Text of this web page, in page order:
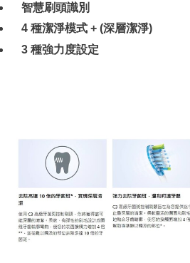
智慧刷頭識別
4 種潔淨模式 + (深層潔淨)
3 種強力度設定